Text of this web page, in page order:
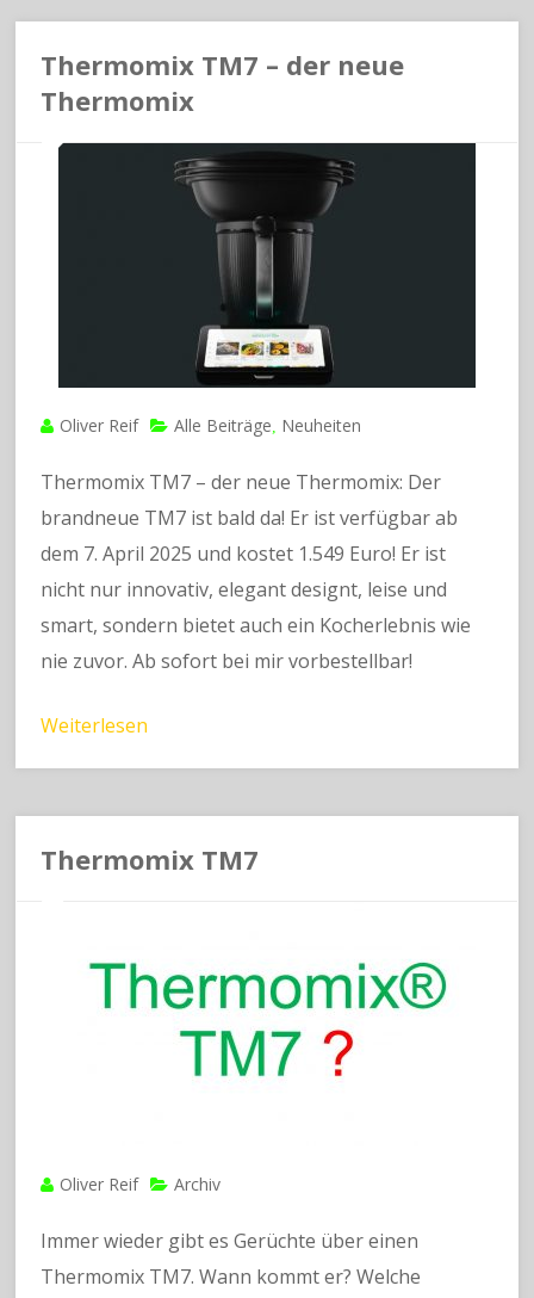
Thermomix TM7 – der neue
Thermomix
Oliver Reif Alle Beiträge Neuheiten
Thermomix TM7 – der neue Thermomix: Der
brandneue TM7 ist bald da! Er ist verfügbar ab
dem 7. April 2025 und kostet 1.549 Euro! Er ist
nicht nur innovativ, elegant designt, leise und
smart, sondern bietet auch ein Kocherlebnis wie
nie zuvor. Ab sofort bei mir vorbestellbar!
Weiterlesen
Thermomix TM7
Oliver Reif Archiv
Immer wieder gibt es Gerüchte über einen
Thermomix TM7. Wann kommt er? Welche